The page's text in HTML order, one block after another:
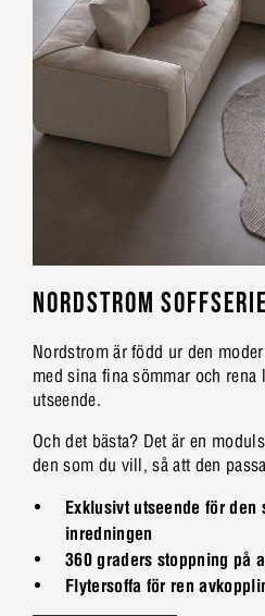
NORDSTROM SOFFSERIE
Nordstrom är född ur den
med sina fina sömmar och
utseende.
Och det bästa? Det är en
den som du vill, så att den
Exklusivt utseende för den
inredningen
360 graders stoppning på
Flytersoffa för ren